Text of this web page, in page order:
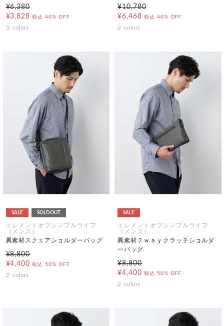
¥6,380
¥3,828 税込 40% OFF
3 colors
¥10,780
¥6,468 税込 40% OFF
2 colors
SALE SOLDOUT
エレメントオブシンプルライフ
（メンズ）
異素材スクエアショルダーバッグ
¥8,800
¥4,400 税込 50% OFF
2 colors
SALE
エレメントオブシンプルライフ
（メンズ）
異素材２ｗａｙクラッチショルダ
ーバッグ
¥8,800
¥4,400 税込 50% OFF
2 colors